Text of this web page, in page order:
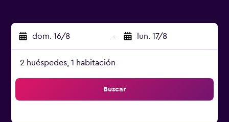
dom. 16/8 - lun. 17/8
2 huéspedes, 1 habitación
Buscar